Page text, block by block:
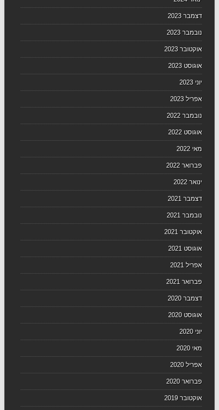
דצמבר 2023
נובמבר 2023
אוקטובר 2023
אוגוסט 2023
יוני 2023
אפריל 2023
נובמבר 2022
אוגוסט 2022
מאי 2022
פברואר 2022
ינואר 2022
דצמבר 2021
נובמבר 2021
אוקטובר 2021
אוגוסט 2021
אפריל 2021
פברואר 2021
דצמבר 2020
אוגוסט 2020
יוני 2020
מאי 2020
אפריל 2020
פברואר 2020
אוקטובר 2019